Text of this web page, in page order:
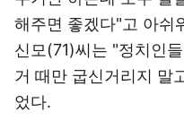
해주면 좋겠다"고 아쉬
신모(71)씨는 "정치인
거 때만 굽신거리지 말
었다.